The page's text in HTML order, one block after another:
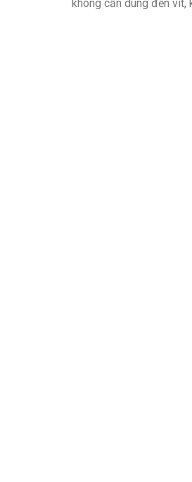
không cần dùng đến vít,